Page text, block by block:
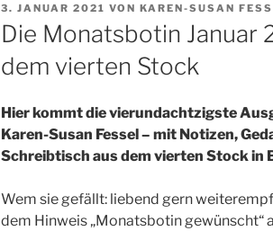
VERÖFFENTLICHT
AM
3. JANUAR 2021 VON KAREN-SUSAN
Die Monatsbotin Januar
dem vierten Stock
Hier kommt die vierundachtzigste
Karen-Susan Fessel – mit Notizen,
Schreibtisch aus dem vierten Stock in
Wem sie gefällt: liebend gern
dem Hinweis „Monatsbotin gewünscht“